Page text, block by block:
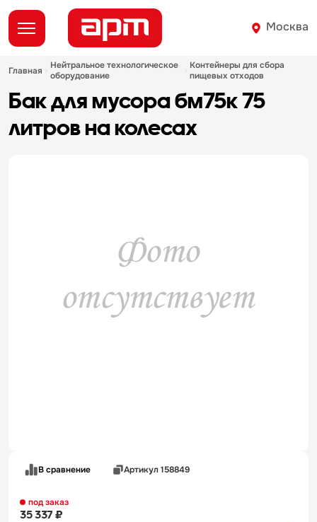
Москва
главная
нейтральное технологическое
оборудование
контейнеры для сбора
пищевых отходов
бак для мусора бм75к 75
литров на колесах
В сравнение Артикул 158849
под заказ
35 337 ₽